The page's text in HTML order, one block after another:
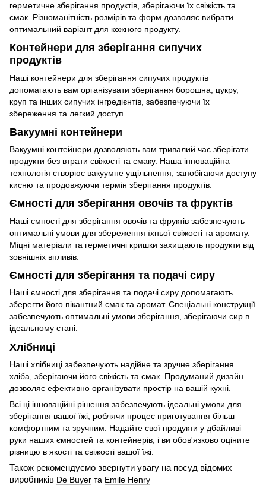
герметичне зберігання продуктів, зберігаючи їх свіжість та
смак. Різноманітність розмірів та форм дозволяє вибрати
оптимальний варіант для кожного продукту.
Контейнери для зберігання сипучих
продуктів
Наші контейнери для зберігання сипучих продуктів
допомагають вам організувати зберігання борошна, цукру,
круп та інших сипучих інгредієнтів, забезпечуючи їх
збереження та легкий доступ.
Вакуумні контейнери
Вакуумні контейнери дозволяють вам тривалий час зберігати
продукти без втрати свіжості та смаку. Наша інноваційна
технологія створює вакуумне ущільнення, запобігаючи доступу
кисню та продовжуючи термін зберігання продуктів.
Ємності для зберігання овочів та фруктів
Наші ємності для зберігання овочів та фруктів забезпечують
оптимальні умови для збереження їхньої свіжості та аромату.
Міцні матеріали та герметичні кришки захищають продукти від
зовнішніх впливів.
Ємності для зберігання та подачі сиру
Наші ємності для зберігання та подачі сиру допомагають
зберегти його пікантний смак та аромат. Спеціальні конструкції
забезпечують оптимальні умови зберігання, зберігаючи сир в
ідеальному стані.
Хлібниці
Наші хлібниці забезпечують надійне та зручне зберігання
хліба, зберігаючи його свіжість та смак. Продуманий дизайн
дозволяє ефективно організувати простір на вашій кухні.
Всі ці інноваційні рішення забезпечують ідеальні умови для
зберігання вашої їжі, роблячи процес приготування більш
комфортним та зручним. Надайте свої продукти у дбайливі
руки наших ємностей та контейнерів, і ви обов'язково оціните
різницю в якості та свіжості вашої їжі.
Також рекомендуємо звернути увагу на посуд відомих
виробників De Buyer та Emile Henry